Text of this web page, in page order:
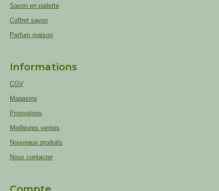
Savon en pailette
Coffret savon
Parfum maison
Informations
CGV
Magasins
Promotions
Meilleures ventes
Nouveaux produits
Nous contacter